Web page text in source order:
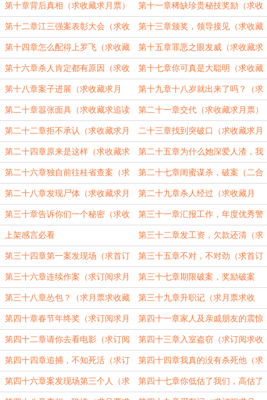
票）
第十章背后真相（求收藏求月票） 第十一章稀缺珍贵秘技奖励（求收
藏求月票）
第十二章江三强案表彰大会（求收
藏求月票）
第十三章颁奖，领导接见（求收藏
求月票）
第十四章怎么配得上罗飞（求收藏
求月票）
第十五章罪恶之眼发威（求收藏求
月票）
第十六章杀人肯定都有原因（求收
藏求月票）
第十七章你可真是大聪明（求收藏
求月票）
第十八章案子进展（求收藏求月
票）
第十九章十八岁就出来了吗？（求
收藏求月票求追读）
第二十章嚣张面具（求收藏求追读
求月票）
第二十一章交代（求收藏求月票）
第二十二章拒不承认（求收藏求月
票）
二十三章找到突破口（求收藏求月
票）
第二十四章原来是这样（求收藏求
月票）
第二十五章为什么她深爱人渣，我
比人渣差哪儿了（求收藏求月票）
第二十六章独自前往桂省查案（求
收藏求月票）
第二十七章闺蜜谋杀，破案（二合
一求收藏求月票）
第二十八章发现尸体（求收藏求月
票）
第二十九章杀人经过（求收藏月
票）
第三十章告诉你们一个秘密（求收
藏求月票）
第三十一章汇报工作，年度优秀警
员评比（求收藏求月票）
上架感言必看 第三十二章发工资，欠款还清（求
首订求月票）
第三十四章第一案发现场（求首订
求月票）
第三十五章不对，不对劲（求首订
求月票，三十三章被审核了）
第三十六章连续作案（求订阅求月
票，二合一章）
第三十七章期限破案，奖励破案
（求收藏求月票，二合一）
第三十八章怂包？（求月票求收藏
后面都是二合一）
第三十九章升职记（求月票求收
藏，今天晚点了）
第四十章春节年终奖（求订阅求月
票求收藏）
第四十一章家人及亲戚朋友的震惊
（求月票求订阅求收藏）
第四十二章请你去看电影（求订阅
求月票求收藏）
第四十三章入室盗窃（求订阅求收
藏求月票）
第四十四章追捕，不知死活（求订
阅求收藏求月票）
第四十四章我真的没有杀死他（求
订阅求收藏求月票）
第四十六章案发现场第三个人（求 第四十七章你低估了我们，高估了